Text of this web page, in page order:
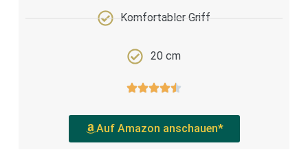
Komfortabler Griff
20 cm
Auf Amazon anschauen*